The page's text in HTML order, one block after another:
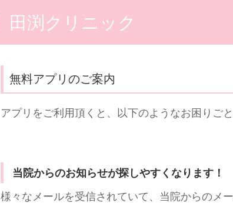
田渕クリニック
無料アプリのご案内
アプリをご利用頂くと、以下のようなお困りご
当院からのお知らせが探しやすくなります！
様々なメールを受信されていて、当院からのメ